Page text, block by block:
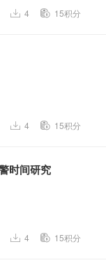
4 15积分
4 15积分
时间研究
4 15积分